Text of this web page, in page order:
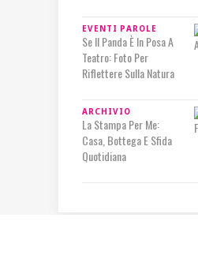
EVENTI PAROLE
Se Il Panda È In Posa A
Teatro: Foto Per
Riflettere Sulla Natura
ARCHIVIO
La Stampa Per Me:
Casa, Bottega E Sfida
Quotidiana